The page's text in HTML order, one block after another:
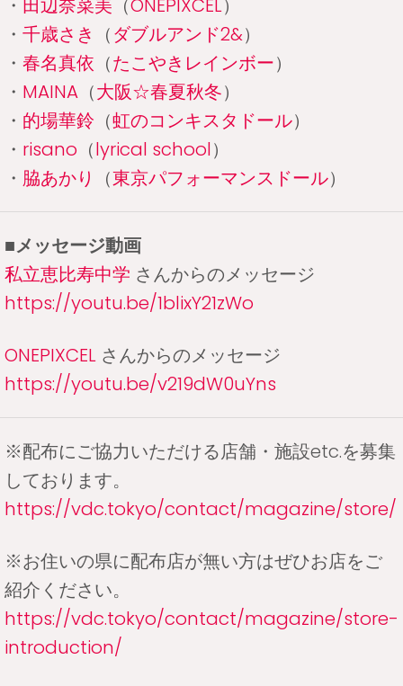
・ 田辺奈菜美 （ONEPIXCEL）
・ 千歳さき （ダブルアンド2&）
・ 春名真依 （たこやきレインボー）
・ MAINA （大阪☆春夏秋冬）
・ 的場華鈴 （虹のコンキスタドール）
・ risano （lyrical school）
・ 脇あかり （東京パフォーマンスドール）
■メッセージ動画
私立恵比寿中学 さんからのメッセージ
https://youtu.be/1blixY21zWo
ONEPIXCEL さんからのメッセージ
https://youtu.be/v219dW0uYns
※配布にご協力いただける店舗・施設etc.を募集
しております。
https://vdc.tokyo/contact/magazine/store/
※お住いの県に配布店が無い方はぜひお店をご
紹介ください。
https://vdc.tokyo/contact/magazine/store-
introduction/